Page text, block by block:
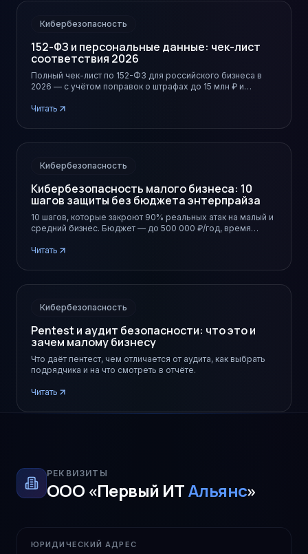
Кибербезопасность
152-ФЗ и персональные данные: чек-лист
соответствия 2026
Полный чек-лист по 152-ФЗ для российского бизнеса в
2026 — с учётом поправок о штрафах до 15 млн ₽ и
Читать
Кибербезопасность
Кибербезопасность малого бизнеса: 10
шагов защиты без бюджета энтерпрайза
10 шагов, которые закроют 90% реальных атак на малый и
средний бизнес. Бюджет — до 500 000 ₽/год, время
Читать
Кибербезопасность
Pentest и аудит безопасности: что это и
зачем малому бизнесу
Что даёт пентест, чем отличается от аудита, как выбрать
подрядчика и на что смотреть в отчёте.
Читать
РЕКВИЗИТЫ
ООО «Первый ИТАльянс»
ЮРИДИЧЕСКИЙ АДРЕС